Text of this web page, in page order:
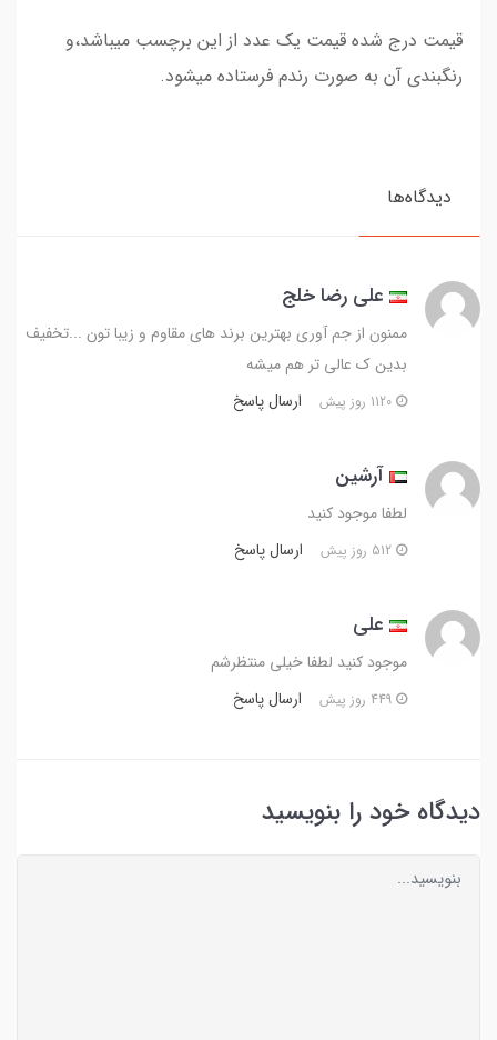
قیمت درج شده قیمت یک عدد از این برچسب میباشد،و
رنگبندی آن به صورت رندم فرستاده میشود.
دیدگاه‌ها
علی رضا خلج
ممنون از جم آوری بهترین برند های مقاوم و زیبا تون ...تخفیف
بدین ک عالی تر هم میشه
ارسال پاسخ
آرشین
لطفا موجود کنید
ارسال پاسخ
علی
موجود کنید لطفا خیلی منتظرشم
ارسال پاسخ
دیدگاه خود را بنویسید